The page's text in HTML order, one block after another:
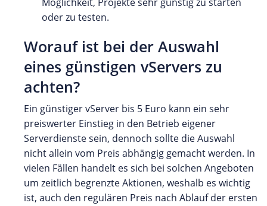
oder zu testen.
Worauf ist bei der Auswahl
eines günstigen vServers zu
achten?
Ein günstiger vServer bis 5 Euro kann ein sehr
preiswerter Einstieg in den Betrieb eigener
Serverdienste sein, dennoch sollte die Auswahl
nicht allein vom Preis abhängig gemacht werden. In
vielen Fällen handelt es sich bei solchen Angeboten
um zeitlich begrenzte Aktionen, weshalb es wichtig
ist, auch den regulären Preis nach Ablauf der ersten